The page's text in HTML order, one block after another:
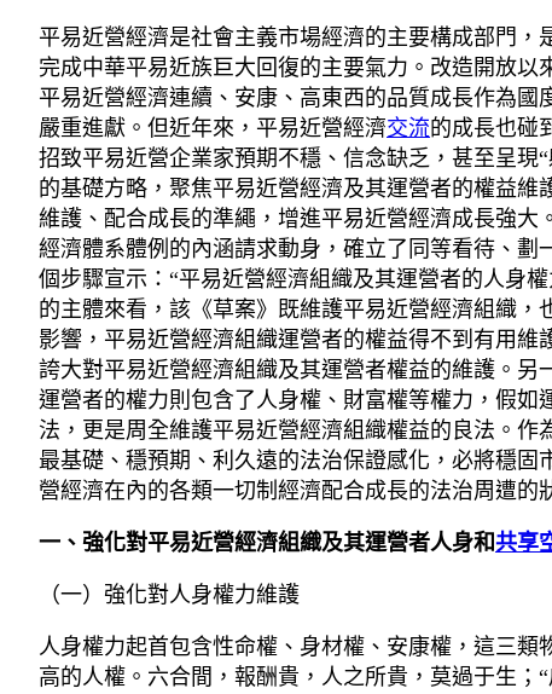
平易近營經濟是社會主義市場經濟的主要構成部門
完成中華平易近族巨大回復的主要氣力。改造開放以
平易近營經濟連續、安康、高東西的品質成長作為
嚴重進獻。但近年來，平易近營經濟交流的成長也碰
招致平易近營企業家預期不穩、信念缺乏，甚至呈現
的基礎方略，聚焦平易近營經濟及其運營者的權益
維護、配合成長的準繩，增進平易近營經濟成長強
經濟體系體例的內涵請求動身，確立了同等看待、
個步驟宣示：“平易近營經濟組織及其運營者的人身
的主體來看，該《草案》既維護平易近營經濟組織
影響，平易近營經濟組織運營者的權益得不到有用
誇大對平易近營經濟組織及其運營者權益的維護。
運營者的權力則包含了人身權、財富權等權力，假
法，更是周全維護平易近營經濟組織權益的良法。作
最基礎、穩預期、利久遠的法治保證感化，必將穩
營經濟在內的各類一切制經濟配合成長的法治周遭
一、強化對平易近營經濟組織及其運營者人身和共享
（一）強化對人身權力維護
人身權力起首包含性命權、身材權、安康權，這三
高的人權。六合間，報酬貴，人之所貴，莫過于生